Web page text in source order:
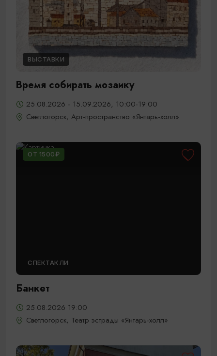
ВЫСТАВКИ
Время собирать мозаику
25.08.2026 - 15.09.2026, 10:00-19:00
Светлогорск, Арт-пространство «Янтарь-холл»
ОТ 1500₽
СПЕКТАКЛИ
Банкет
25.08.2026 19:00
Светлогорск, Театр эстрады «Янтарь-холл»